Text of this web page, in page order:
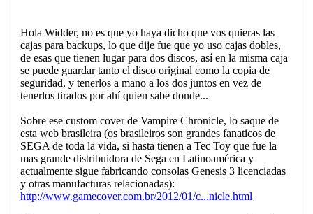
Hola Widder, no es que yo haya dicho que vos quieras las
cajas para backups, lo que dije fue que yo uso cajas dobles,
de esas que tienen lugar para dos discos, así en la misma caja
se puede guardar tanto el disco original como la copia de
seguridad, y tenerlos a mano a los dos juntos en vez de
tenerlos tirados por ahí quien sabe donde...
Sobre ese custom cover de Vampire Chronicle, lo saque de
esta web brasileira (os brasileiros son grandes fanaticos de
SEGA de toda la vida, si hasta tienen a Tec Toy que fue la
mas grande distribuidora de Sega en Latinoamérica y
actualmente sigue fabricando consolas Genesis 3 licenciadas
y otras manufacturas relacionadas):
http://www.gamecover.com.br/2012/01/c...nicle.html